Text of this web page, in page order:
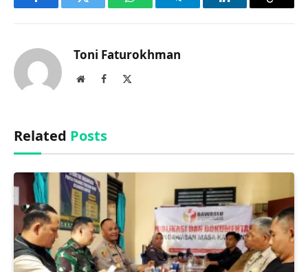
FacebookTwitter WhatsAppTelegramLinkedInCopy
Toni Faturokhman
WebsiteFacebook
Related Posts